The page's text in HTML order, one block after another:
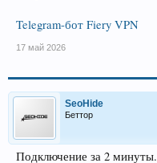
Telegram-бот Fiery VPN
17 май 2026
SeoHide
Беттор
Подключение за 2 минуты.